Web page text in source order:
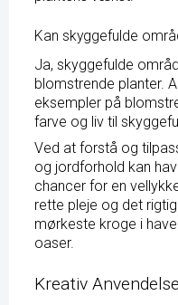
Kan skyggefulde
Ja, skyggefulde
blomstrende planter.
eksempler på
farve og liv til
Ved at forstå og
og jordforhold kan
chancer for en
rette pleje og det
mørkeste kroge i
oaser.
Kreativ